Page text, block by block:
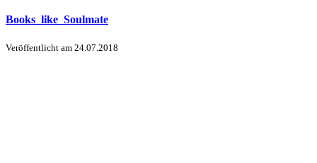
Books_like_Soulmate
Veröffentlicht am 24.07.2018